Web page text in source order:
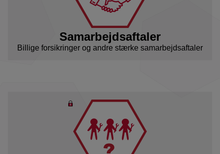
Samarbejdsaftaler
Billige forsikringer og andre stærke samarbejdsaftaler